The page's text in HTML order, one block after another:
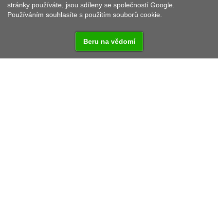
stránky používáte, jsou sdíleny se společností Google.
Používáním souhlasíte s použitím souborů cookie.
Beru na vědomí